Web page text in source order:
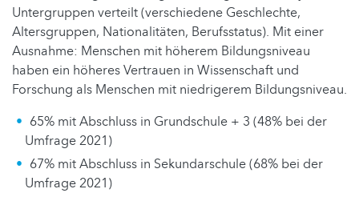
Untergruppen verteilt (verschiedene Geschlechte,
Altersgruppen, Nationalitäten, Berufsstatus). Mit einer
Ausnahme: Menschen mit höherem Bildungsniveau
haben ein höheres Vertrauen in Wissenschaft und
Forschung als Menschen mit niedrigerem Bildungsniveau.
65% mit Abschluss in Grundschule + 3 (48% bei der
Umfrage 2021)
67% mit Abschluss in Sekundarschule (68% bei der
Umfrage 2021)